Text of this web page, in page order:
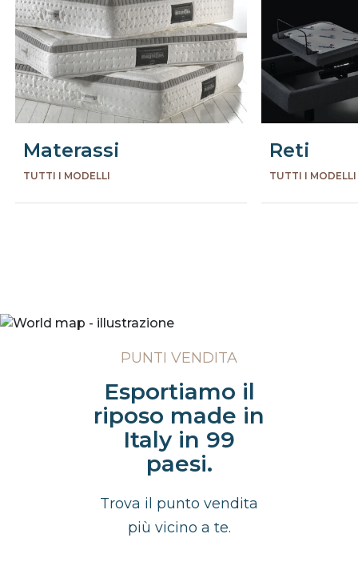
Materassi
TUTTI I MODELLI
Reti
TUTTI I MODELLI
PUNTI VENDITA
Esportiamo il
riposo made in
Italy in 99
paesi.
Trova il punto vendita
più vicino a te.